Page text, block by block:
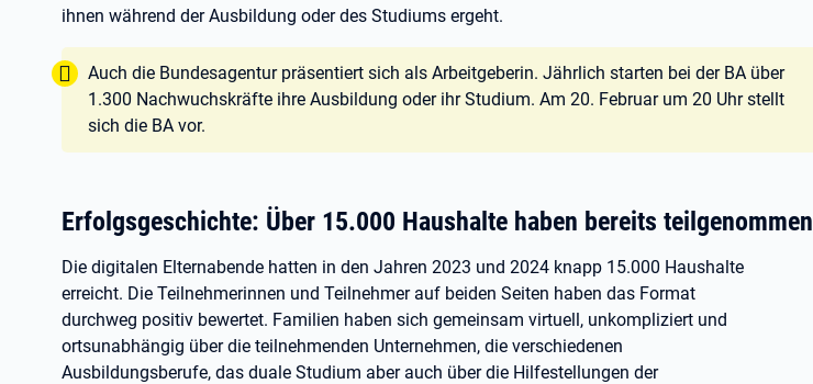
ihnen während der Ausbildung oder des Studiums ergeht.
Tipp:
Auch die Bundesagentur präsentiert sich als Arbeitgeberin. Jährlich starten bei der BA über
1.300 Nachwuchskräfte ihre Ausbildung oder ihr Studium. Am 20. Februar um 20 Uhr stellt
sich die BA vor.
Erfolgsgeschichte: Über 15.000 Haushalte haben bereits teilgenommen
Die digitalen Elternabende hatten in den Jahren 2023 und 2024 knapp 15.000 Haushalte
erreicht. Die Teilnehmerinnen und Teilnehmer auf beiden Seiten haben das Format
durchweg positiv bewertet. Familien haben sich gemeinsam virtuell, unkompliziert und
ortsunabhängig über die teilnehmenden Unternehmen, die verschiedenen
Ausbildungsberufe, das duale Studium aber auch über die Hilfestellungen der